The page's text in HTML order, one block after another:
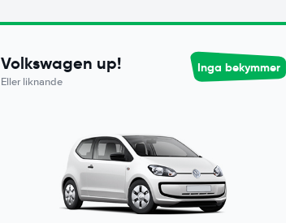
Volkswagen up!
Eller liknande
Inga bekymmer